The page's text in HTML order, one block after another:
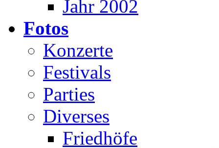
Jahr 2002
Fotos
Konzerte
Festivals
Parties
Diverses
Friedhöfe